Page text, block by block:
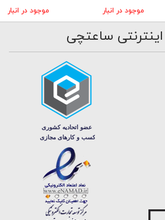
موجود در انبار موجود در انبار
ساعتچی